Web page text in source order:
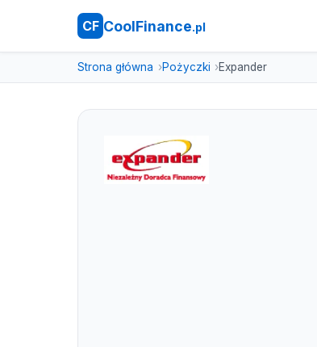
CF CoolFinance.pl
Strona główna Pożyczki Expander